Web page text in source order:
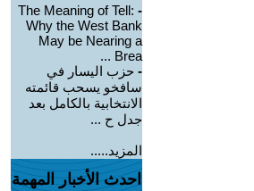
-
The Meaning of Tell:
Why the West Bank
May be Nearing a
Brea ...
- حزب اليسار في
سافخو يسحب قائمته
الانتخابية بالكامل بعد
جدل ح ...
المزيد.....
احدث الأخبار المهمة